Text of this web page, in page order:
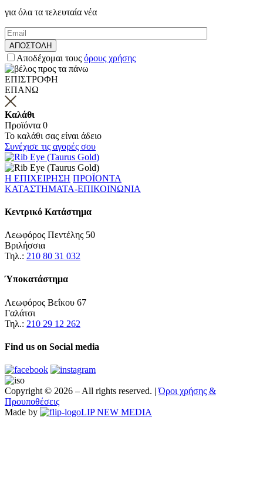
για όλα τα τελευταία νέα
Αποδέχομαι τους όρους χρήσης
ΕΠΙΣΤΡΟΦΗ
ΕΠΑΝΩ
Καλάθι
Προϊόντα 0
Το καλάθι σας είναι άδειο
Συνέχισε τις αγορές σου
Η ΕΠΙΧΕΙΡΗΣΗ ΠΡΟΪΟΝΤΑ
ΚΑΤΑΣΤΗΜΑΤΑ-ΕΠΙΚΟΙΝΩΝΙΑ
Κεντρικό Κατάστημα
Λεωφόρος Πεντέλης 50
Βριλήσσια
Τηλ.: 210 80 31 032
Ύποκατάστημα
Λεωφόρος Βεΐκου 67
Γαλάτσι
Τηλ.: 210 29 12 262
Find us on Social media
Copyright © 2026 – All rights reserved. |Όροι χρήσης &
Προυποθέσεις
Made by
LIP NEW MEDIA